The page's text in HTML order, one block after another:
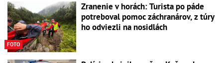
FOTO
Zranenie v horách: Turista po páde
potreboval pomoc záchranárov, z túry
ho odviezli na nosidlách